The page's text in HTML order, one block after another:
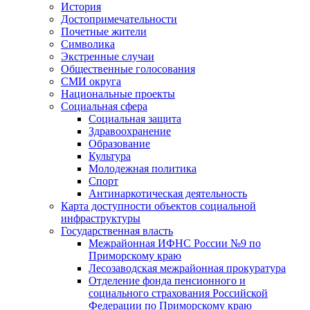
История
Достопримечательности
Почетные жители
Символика
Экстренные случаи
Общественные голосования
СМИ округа
Национальные проекты
Социальная сфера
Социальная защита
Здравоохранение
Образование
Культура
Молодежная политика
Спорт
Антинаркотическая деятельность
Карта доступности объектов социальной
инфраструктуры
Государственная власть
Межрайонная ИФНС России №9 по
Приморскому краю
Лесозаводская межрайонная прокуратура
Отделение фонда пенсионного и
социального страхования Российской
Федерации по Приморскому краю